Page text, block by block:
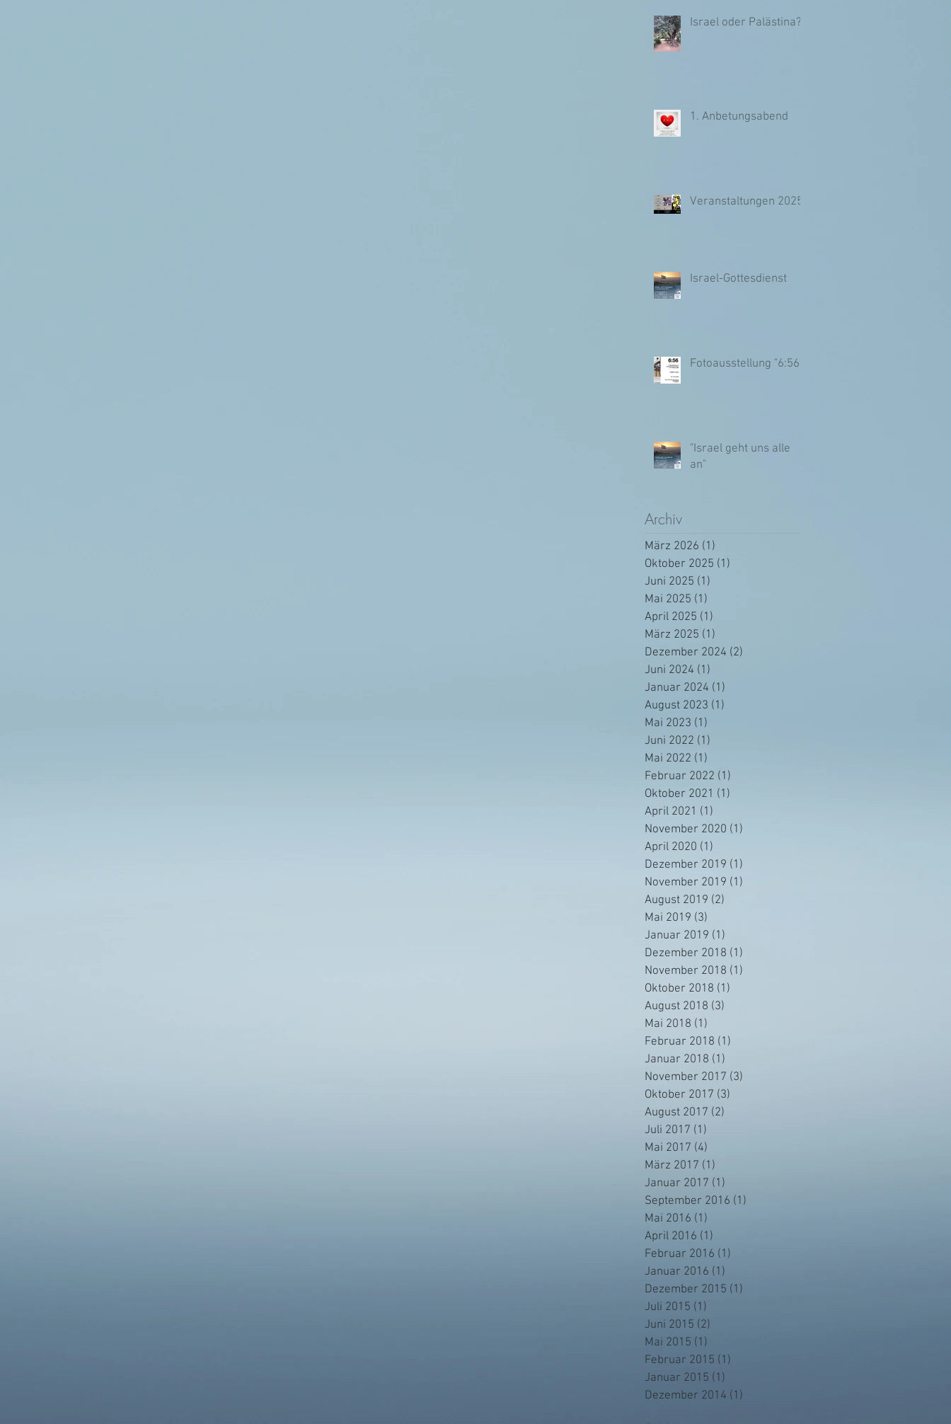
Israel oder Palästina?
1. Anbetungsabend
Veranstaltungen 2025
Israel-Gottesdienst
Fotoausstellung "6:56"
"Israel geht uns alle
an"
Archiv
März 2026 (1)
Oktober 2025 (1)
Juni 2025 (1)
Mai 2025 (1)
April 2025 (1)
März 2025 (1)
Dezember 2024 (2)
Juni 2024 (1)
Januar 2024 (1)
August 2023 (1)
Mai 2023 (1)
Juni 2022 (1)
Mai 2022 (1)
Februar 2022 (1)
Oktober 2021 (1)
April 2021 (1)
November 2020 (1)
April 2020 (1)
Dezember 2019 (1)
November 2019 (1)
August 2019 (2)
Mai 2019 (3)
Januar 2019 (1)
Dezember 2018 (1)
November 2018 (1)
Oktober 2018 (1)
August 2018 (3)
Mai 2018 (1)
Februar 2018 (1)
Januar 2018 (1)
November 2017 (3)
Oktober 2017 (3)
August 2017 (2)
Juli 2017 (1)
Mai 2017 (4)
März 2017 (1)
Januar 2017 (1)
September 2016 (1)
Mai 2016 (1)
April 2016 (1)
Februar 2016 (1)
Januar 2016 (1)
Dezember 2015 (1)
Juli 2015 (1)
Juni 2015 (2)
Mai 2015 (1)
Februar 2015 (1)
Januar 2015 (1)
Dezember 2014 (1)